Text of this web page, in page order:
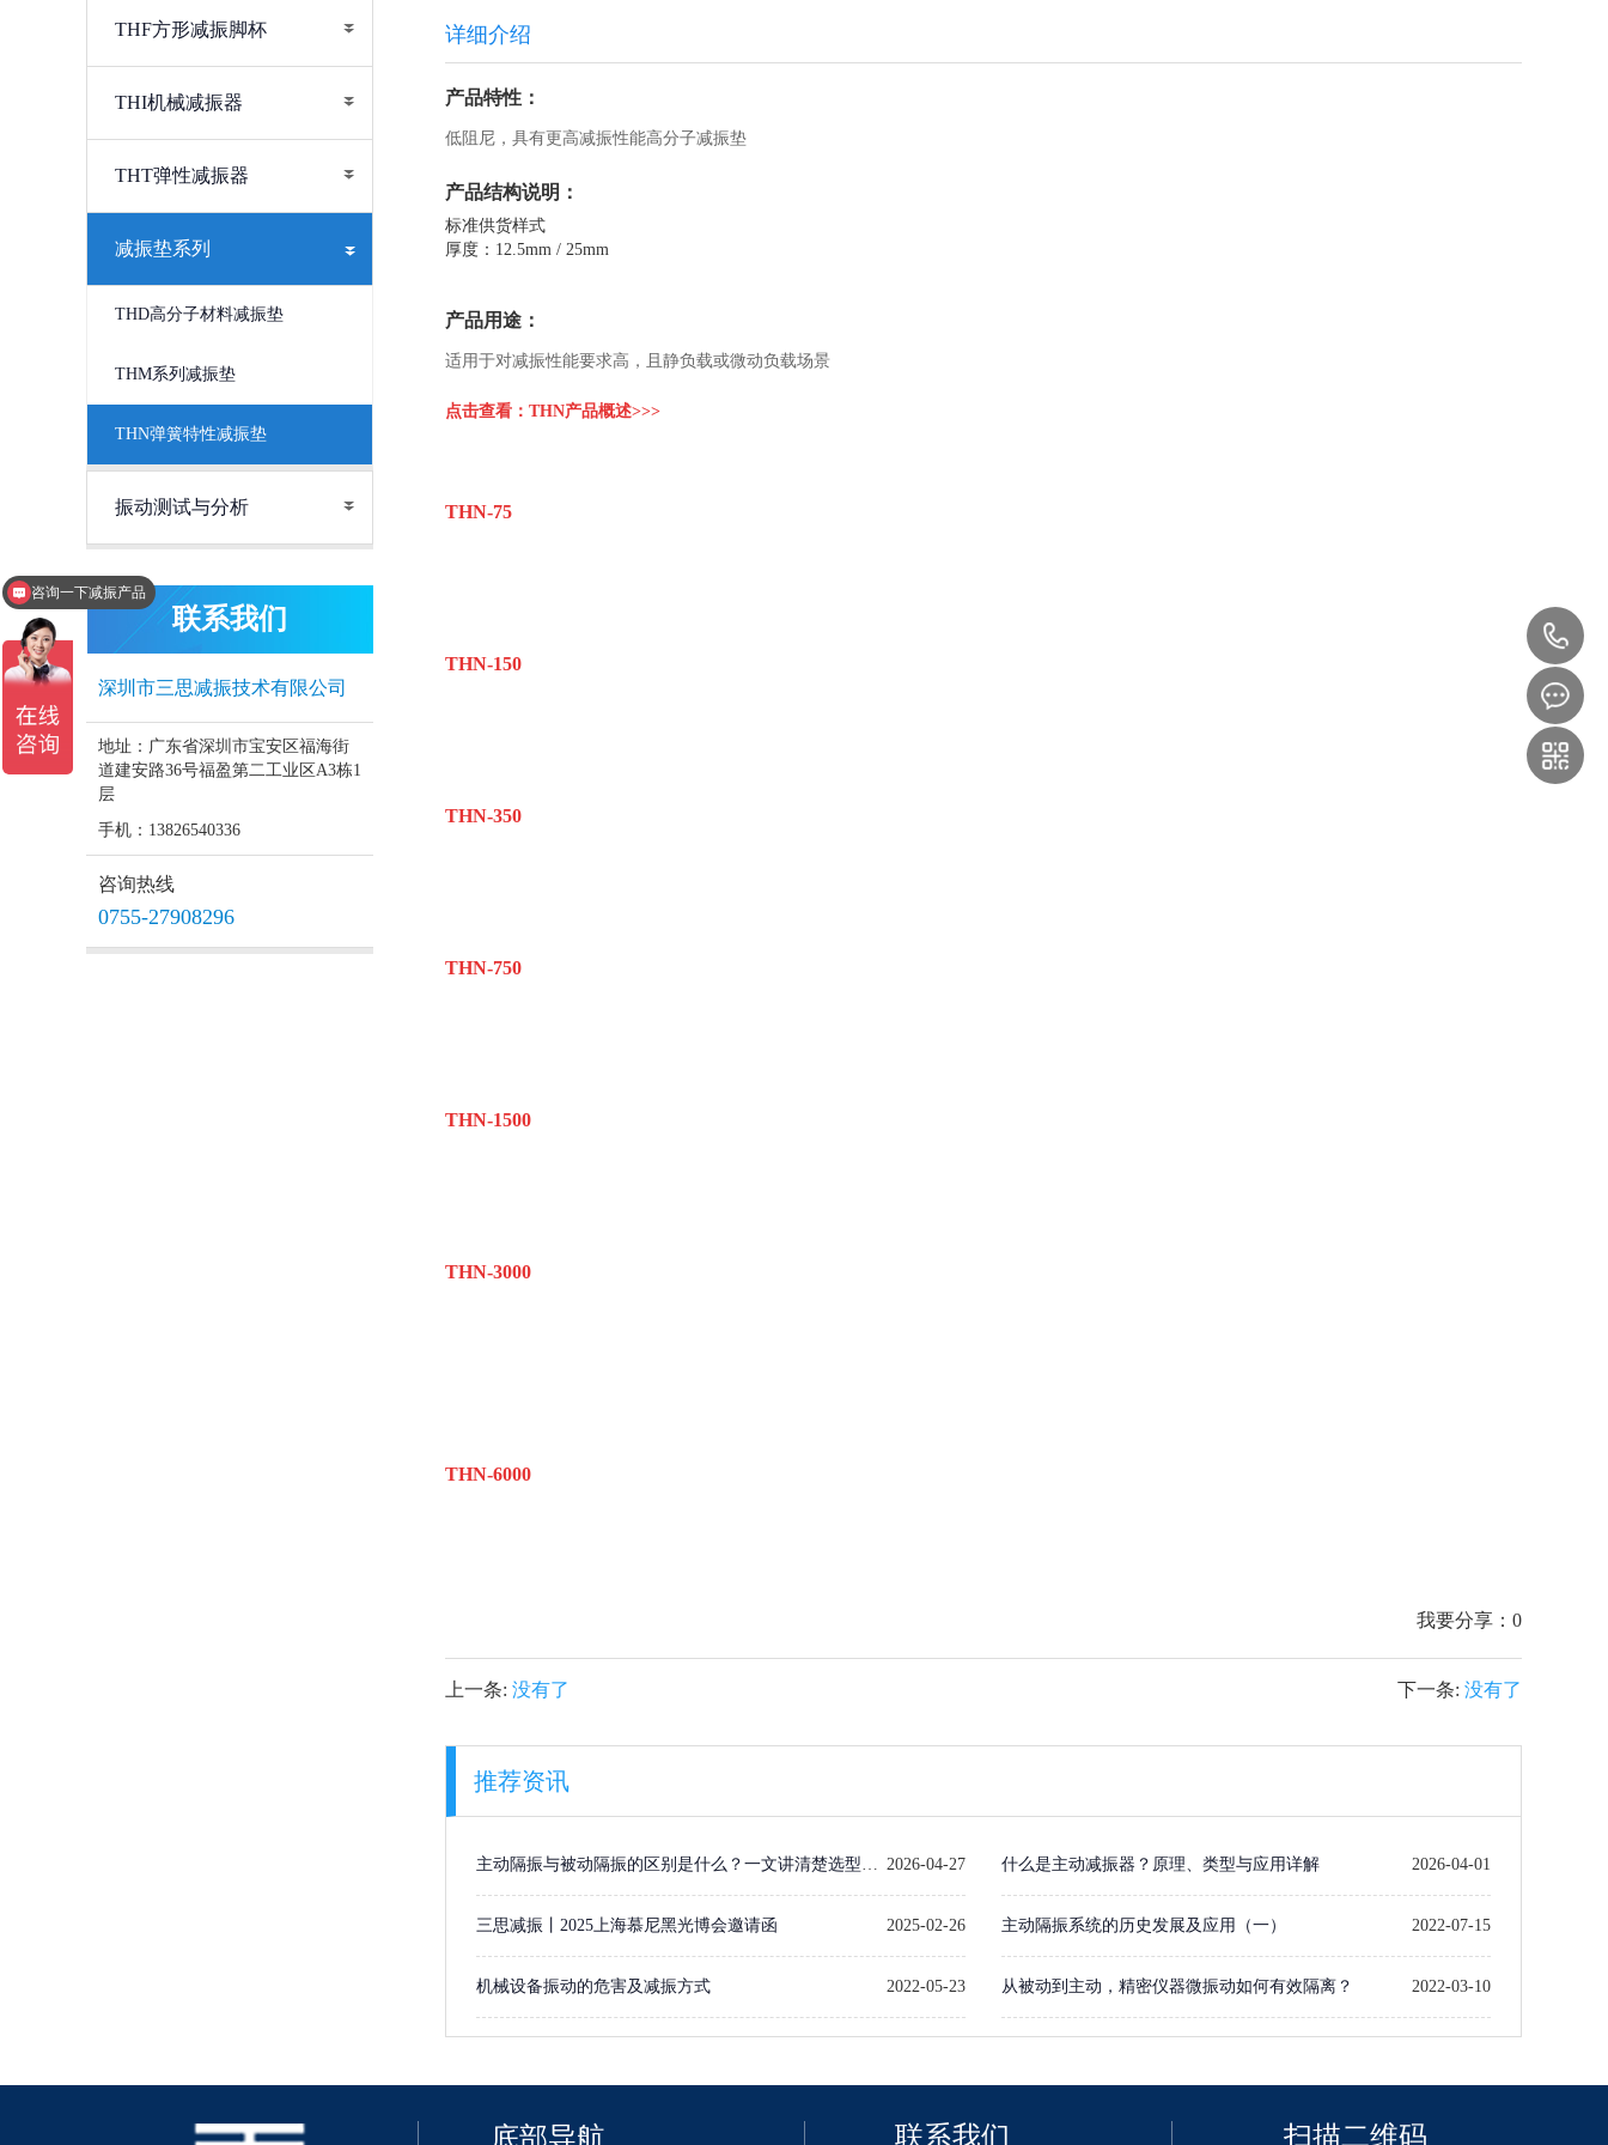
THF方形减振脚杯
THI机械减振器
THT弹性减振器
减振垫系列
THD高分子材料减振垫
THM系列减振垫
THN弹簧特性减振垫
振动测试与分析
联系我们
深圳市三思减振技术有限公司
地址：广东省深圳市宝安区福海街
道建安路36号福盈第二工业区A3栋1
层
手机：13826540336
咨询热线
0755-27908296
详细介绍
产品特性：
低阻尼，具有更高减振性能高分子减振垫
产品结构说明：
标准供货样式
厚度：12.5mm / 25mm
产品用途：
适用于对减振性能要求高，且静负载或微动负载场景
点击查看： THN产品概述>>>
THN-75
THN-150
THN-350
THN-750
THN-1500
THN-3000
THN-6000
我要分享： 0
上一条: 没有了 下一条: 没有了
推荐资讯
主动隔振与被动隔振的区别是什么？一文讲清楚选型逻
辑
2026-04-27 什么是主动减振器？原理、类型与应用详解 2026-04-01
三思减振丨2025上海慕尼黑光博会邀请函 2025-02-26 主动隔振系统的历史发展及应用（一）​ 2022-07-15
机械设备振动的危害及减振方式 2022-05-23 从被动到主动，精密仪器微振动如何有效隔离？ 2022-03-10
底部导航 联系我们 扫描二维码
咨询一下减振产品